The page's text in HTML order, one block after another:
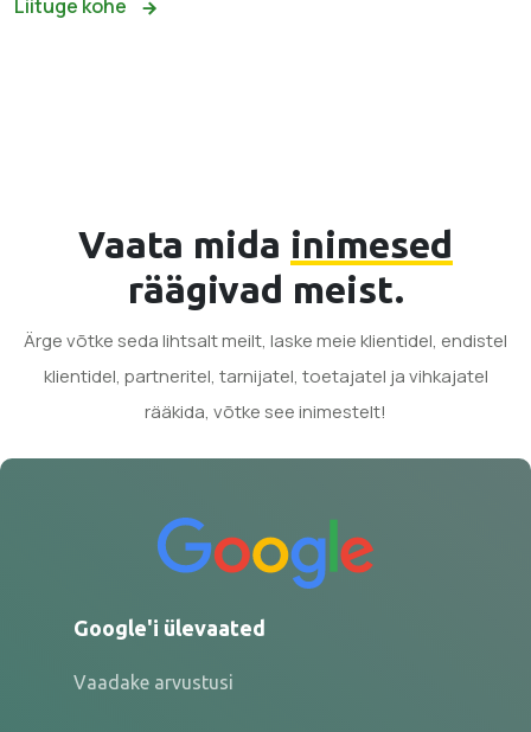
Liituge kohe
Vaata mida inimesed
räägivad meist.
Ärge võtke seda lihtsalt meilt, laske meie klientidel, endistel
klientidel, partneritel, tarnijatel, toetajatel ja vihkajatel
rääkida, võtke see inimestelt!
Google'i ülevaated
Vaadake arvustusi